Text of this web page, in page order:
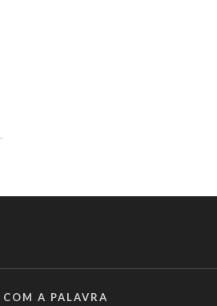
COM A PALAVRA